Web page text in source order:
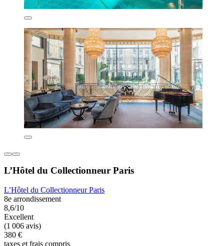
L’Hôtel du Collectionneur Paris
L’Hôtel du Collectionneur Paris
8e arrondissement
8,6/10
Excellent
(1 006 avis)
380 €
taxes et frais compris